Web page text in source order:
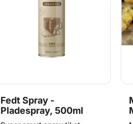
Fedt Spray -
Pladespray, 500ml